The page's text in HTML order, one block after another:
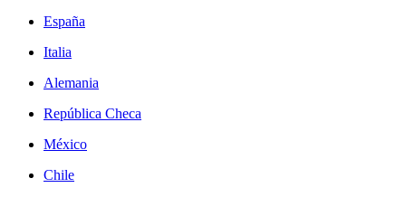
España
Italia
Alemania
República Checa
México
Chile